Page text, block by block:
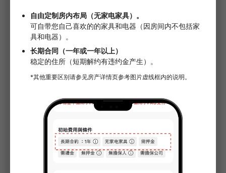
【B】总租金的40%/每月800日元【GTN】总
租金的50%/每月2,000日元 详情：个人、法人
均可使用 / 最低保证金：15,000日元 / 每月800
房间清洁费 66,000日元
免费租金
1个月 (申请截止至2026年7月底。※若在租期未
初期费用估价。
¥440,100
※）担保公司相关费用不包含在内。
2年0月